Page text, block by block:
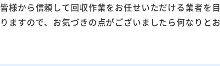
様から信頼して回収作業をお任せいただける業者を
ますので、お気づきの点がございましたら何なりと